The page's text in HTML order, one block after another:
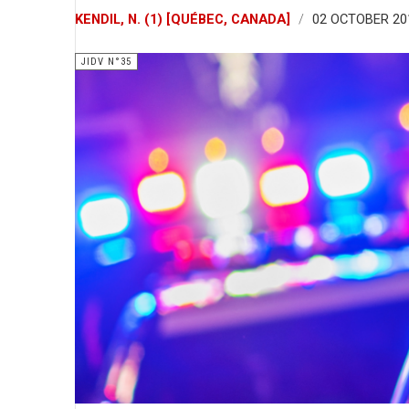
KENDIL, N. (1) [QUÉBEC, CANADA] 02 OCTOBER
JIDV N°35